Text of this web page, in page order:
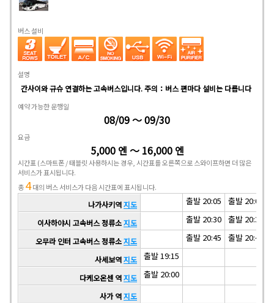
버스 설비
설명
간사이와 규슈 연결하는 고속버스입니다. 주의：버스 편마다 설비는 다릅니다
예약 가능한 운행일
08/09 ～ 09/30
요금
5,000 엔 ～ 16,000 엔
시간표 (스마트폰 / 태블릿 사용하시는 경우, 시간표를 오른쪽으로 스와이프하면 더 많은
서비스가 표시됩니다.
총4대의 버스 서비스가 다음 시간표에 표시됩니다.
나가사키역지도 출발 20:05 출발 20:05
이사하야시 고속버스 정류소지도 출발 20:30 출발 20:30
오무라 인터 고속버스 정류소지도 출발 20:45 출발 20:45
사세보역지도 출발 19:15
다케오온센 역지도 출발 20:00
사가 역지도